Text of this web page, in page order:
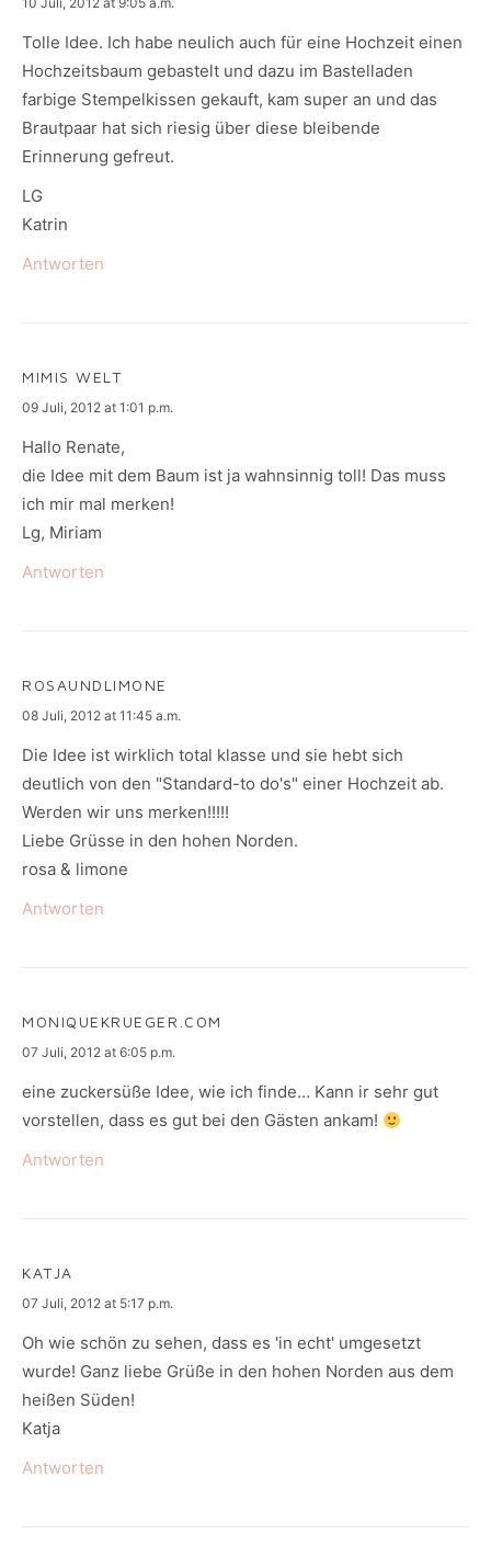
Tolle Idee. Ich habe neulich auch für eine Hochzeit einen
Hochzeitsbaum gebastelt und dazu im Bastelladen
farbige Stempelkissen gekauft, kam super an und das
Brautpaar hat sich riesig über diese bleibende
Erinnerung gefreut.
LG
Katrin
Antworten
MIMIS WELT
says:
09 Juli, 2012 at 1:01 p.m.
Hallo Renate,
die Idee mit dem Baum ist ja wahnsinnig toll! Das muss
ich mir mal merken!
Lg, Miriam
Antworten
ROSAUNDLIMONE
says:
08 Juli, 2012 at 11:45 a.m.
Die Idee ist wirklich total klasse und sie hebt sich
deutlich von den "Standard-to do's" einer Hochzeit ab.
Werden wir uns merken!!!!!
Liebe Grüsse in den hohen Norden.
rosa & limone
Antworten
MONIQUEKRUEGER.COM
says:
07 Juli, 2012 at 6:05 p.m.
eine zuckersüße Idee, wie ich finde… Kann ir sehr gut
vorstellen, dass es gut bei den Gästen ankam!
Antworten
KATJA
says:
07 Juli, 2012 at 5:17 p.m.
Oh wie schön zu sehen, dass es 'in echt' umgesetzt
wurde! Ganz liebe Grüße in den hohen Norden aus dem
heißen Süden!
Katja
Antworten